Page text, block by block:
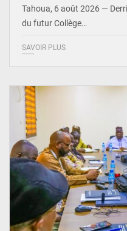
Tahoua, 6 août 2026 —
du futur Collège…
SAVOIR PLUS